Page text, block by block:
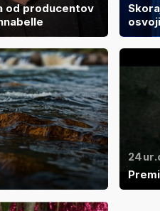
od producentov